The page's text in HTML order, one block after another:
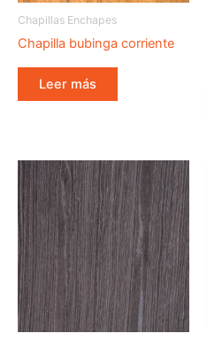
Chapillas Enchapes
Chapilla bubinga corriente
Leer más